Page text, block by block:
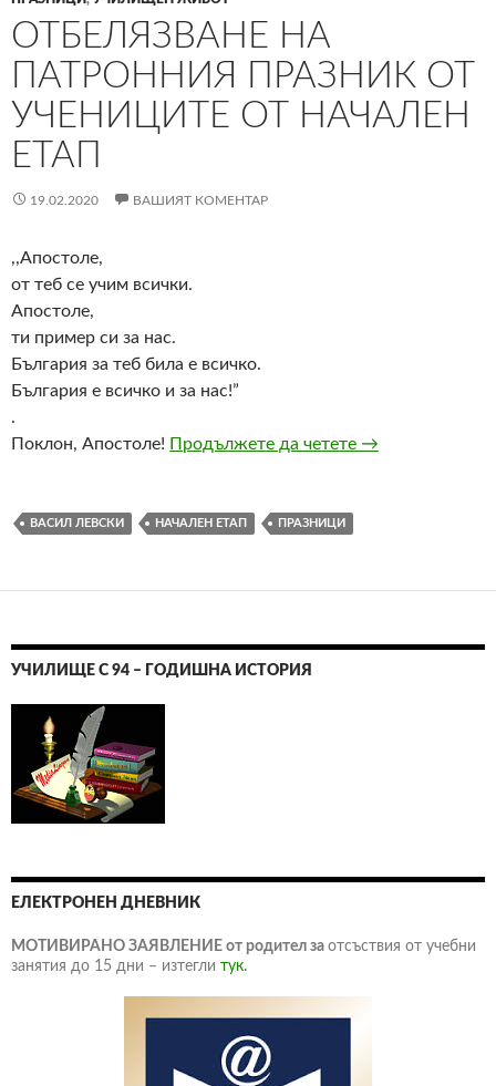
ОТБЕЛЯЗВАНЕ НА
ПАТРОННИЯ ПРАЗНИК ОТ
УЧЕНИЦИТЕ ОТ НАЧАЛЕН
ЕТАП
19.02.2020 ВАШИЯТ КОМЕНТАР
,,Апостоле,
от теб се учим всички.
Апостоле,
ти пример си за нас.
България за теб била е всичко.
България е всичко и за нас!”
.
Поклон, Апостоле! Продължете да четете Отбелязване на
→
ВАСИЛ ЛЕВСКИ НАЧАЛЕН ЕТАП ПРАЗНИЦИ
УЧИЛИЩЕ С 94 – ГОДИШНА ИСТОРИЯ
ЕЛЕКТРОНЕН ДНЕВНИК
МОТИВИРАНО ЗАЯВЛЕНИЕ от родител за отсъствия от учебни
занятия до 15 дни – изтегли тук.